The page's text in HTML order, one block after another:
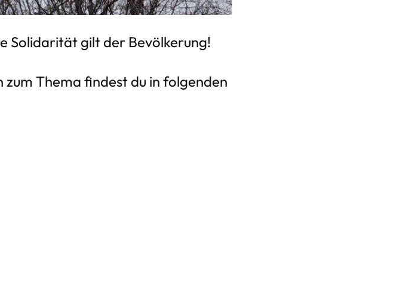
Solidarität gilt der Bevölkerung!
zum Thema findest du in folgenden